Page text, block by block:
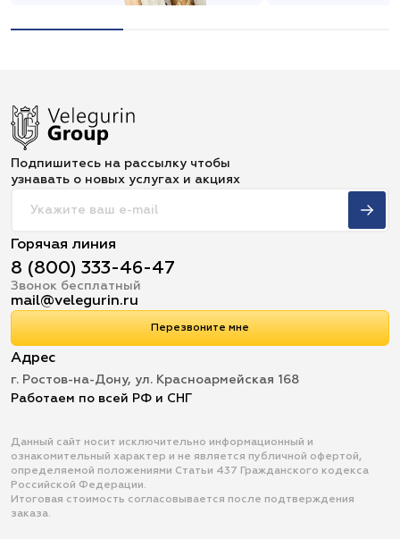
Подпишитесь на рассылку чтобы
узнавать о новых услугах и акциях
Горячая линия
8 (800) 333-46-47
Звонок бесплатный
mail@velegurin.ru
Перезвоните мне
Адрес
г. Ростов-на-Дону, ул. Красноармейская 168
Работаем по всей РФ и СНГ
Данный сайт носит исключительно информационный и
ознакомительный характер и не является публичной офертой,
определяемой положениями Статьи 437 Гражданского кодекса
Российской Федерации.
Итоговая стоимость согласовывается после подтверждения
заказа.